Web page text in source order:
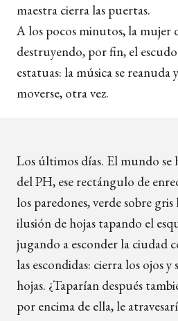
maestra cierra las puertas.
A los pocos minutos, la mujer
destruyendo, por fin, el
estatuas: la música se reanuda
moverse, otra vez.
Los últimos días. El mundo se
del PH, ese rectángulo de
los paredones, verde sobre
ilusión de hojas tapando el
jugando a esconder la ciudad
las escondidas: cierra los ojos y
hojas. ¿Taparían después
por encima de ella, le